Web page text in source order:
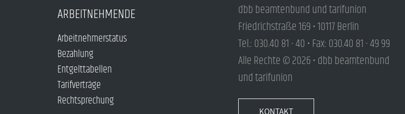
ARBEITNEHMENDE
Arbeitnehmerstatus
Bezahlung
Entgelttabellen
Tarifverträge
Rechtsprechung
dbb beamtenbund und tarifunion
Friedrichstraße 169 • 10117 Berlin
Tel.: 030.40 81 - 40 • Fax: 030.40 81 - 49 99
Alle Rechte © 2026 • dbb beamtenbund
und tarifunion
KONTAKT